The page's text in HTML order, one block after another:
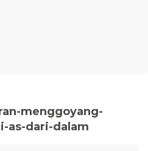
menggoyang-
as-dari-dalam